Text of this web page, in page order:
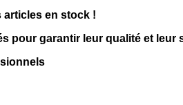
articles en stock !
pour garantir leur qualité et leur